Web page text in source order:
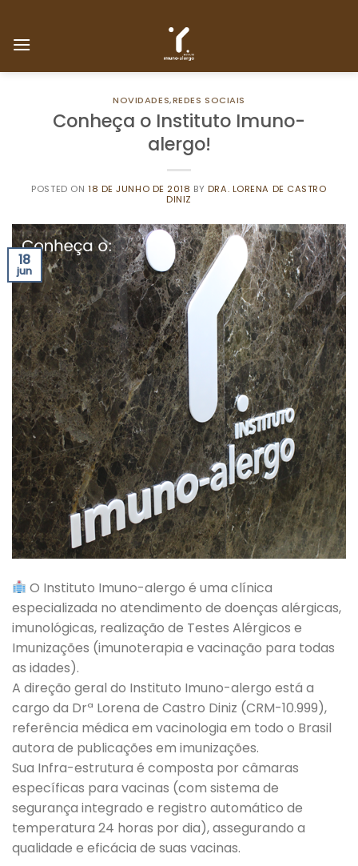
content
NOVIDADES,REDES SOCIAIS
Conheça o Instituto Imuno-
alergo!
POSTED ON 18 DE JUNHO DE 2018 BY DRA. LORENA DE CASTRO
DINIZ
18
jun
O Instituto Imuno-alergo é uma clínica
especializada no atendimento de doenças alérgicas,
imunológicas, realização de Testes Alérgicos e
Imunizações (imunoterapia e vacinação para todas
as idades).
A direção geral do Instituto Imuno-alergo está a
cargo da Drª Lorena de Castro Diniz (CRM-10.999),
referência médica em vacinologia em todo o Brasil
autora de publicações em imunizações.
Sua Infra-estrutura é composta por câmaras
específicas para vacinas (com sistema de
segurança integrado e registro automático de
temperatura 24 horas por dia), assegurando a
qualidade e eficácia de suas vacinas.